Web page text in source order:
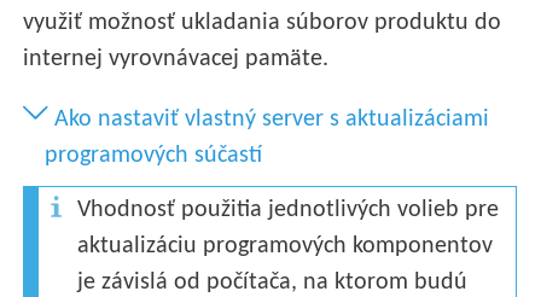
využiť možnosť ukladania súborov produktu do
internej vyrovnávacej pamäte.
Ako nastaviť vlastný server s aktualizáciami
programových súčastí
Vhodnosť použitia jednotlivých volieb pre
aktualizáciu programových komponentov
je závislá od počítača, na ktorom budú